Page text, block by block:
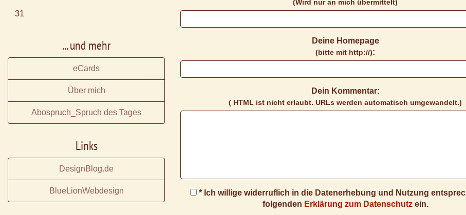
(Wird nur an mich übermittelt)
Deine Homepage
(bitte mit http://):
Dein Kommentar:
( HTML ist nicht erlaubt. URLs werden automatisch umgewandelt.)
* Ich willige widerruflich in die Datenerhebung und Nutzung
folgenden Erklärung zum Datenschutzein.
31
... und mehr
eCards
Über mich
Abospruch_Spruch des Tages
Links
DesignBlog.de
BlueLionWebdesign